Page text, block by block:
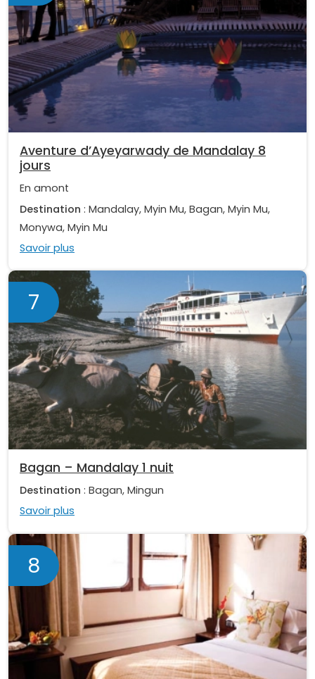
Aventure d’Ayeyarwady de Mandalay 8
jours
En amont
Destination : Mandalay, Myin Mu, Bagan, Myin Mu,
Monywa, Myin Mu
Savoir plus
7
Bagan – Mandalay 1 nuit
Destination : Bagan, Mingun
Savoir plus
8